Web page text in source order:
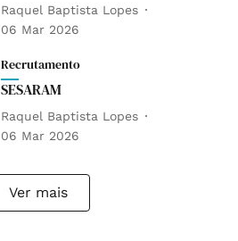
Raquel Baptista Lopes
06 Mar 2026
Recrutamento
SESARAM
Raquel Baptista Lopes
06 Mar 2026
Ver mais